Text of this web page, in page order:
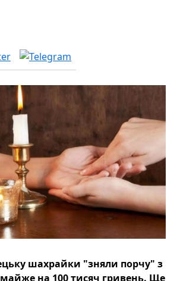
шахрайки "зняли порчу" з
майже на 100 тисяч гривень. Ще